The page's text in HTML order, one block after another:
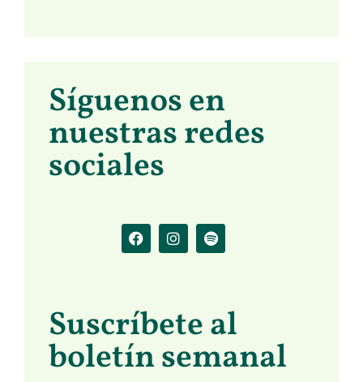
Síguenos en
nuestras redes
sociales
Suscríbete al
boletín semanal